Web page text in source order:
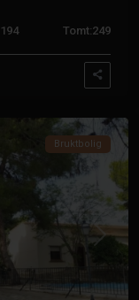
194 Tomt:249
Neste
Bruktbolig